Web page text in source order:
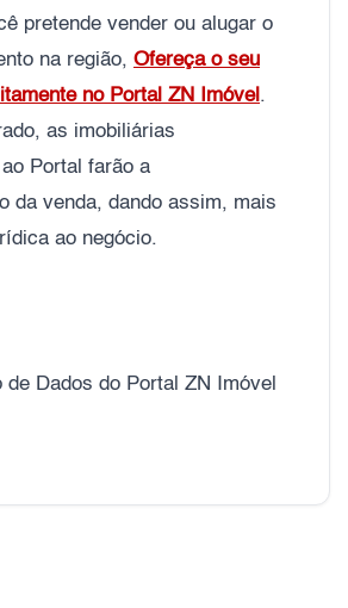
pretende vender ou alugar o
na região, Ofereça o seu
no Portal ZN Imóvel .
as imobiliárias
Portal farão a
da venda, dando assim, mais
ao negócio.
de Dados do Portal ZN Imóvel